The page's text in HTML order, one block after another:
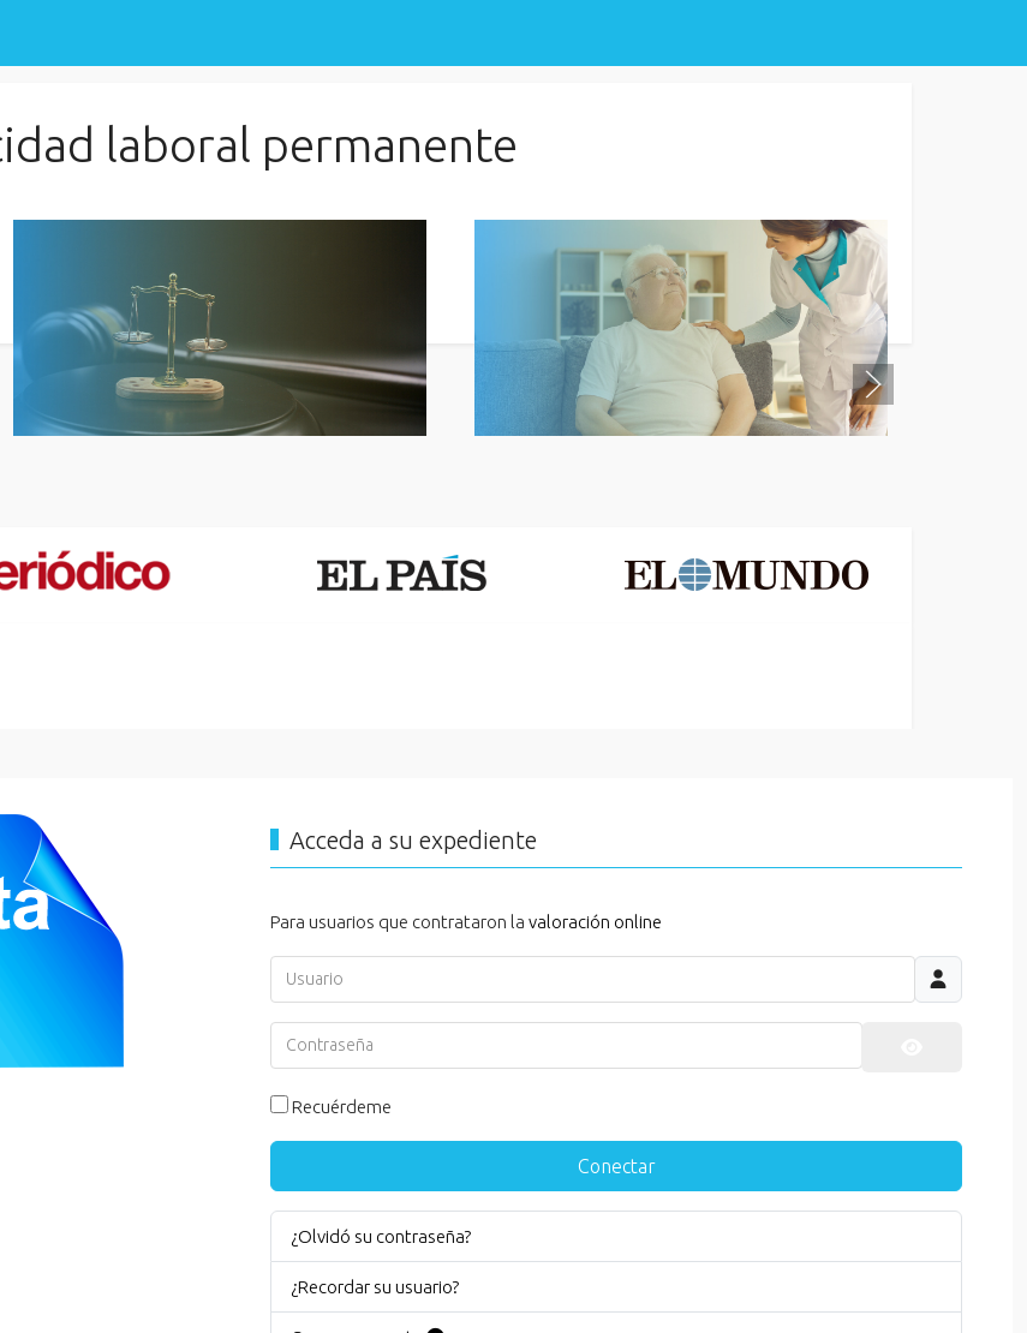
laboral permanente
Acceda a su expediente
Para usuarios que contrataron la valoración online
Usuario
Contraseña
Recuérdeme
Conectar
¿Olvidó su contraseña?
¿Recordar su usuario?